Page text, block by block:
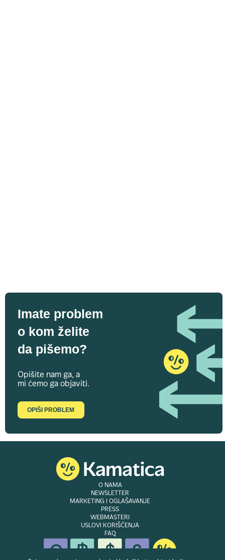
Imate problem
o kom želite
da pišemo?
Opišite nam ga, a
mi ćemo ga objaviti.
OPIŠI PROBLEM
O NAMA
NEWSLETTER
MARKETING I OGLAŠAVANJE
PRESS
WEBMASTERI
USLOVI KORIŠĆENJA
FAQ